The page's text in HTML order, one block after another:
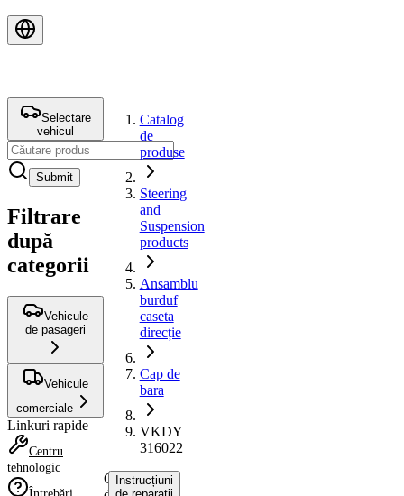
Selectare
vehicul
Submit
Filtrare
după
categorii
Vehicule
de pasageri
Vehicule
comerciale
Linkuri rapide
Centru
tehnologic
Catalog
de
produse
Steering
and
Suspension
products
Ansamblu
burduf
caseta
direcție
Cap de
bara
VKDY
316022
CapInstrucțiuni